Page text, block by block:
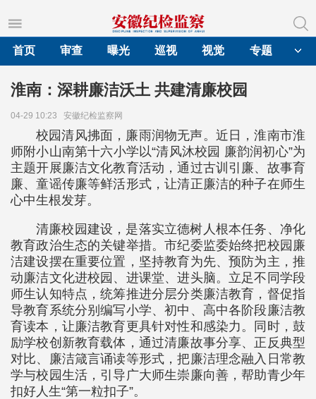
首页
审查 曝光 巡视 视觉 专题
淮南：深耕廉洁沃土 共建清廉校园
04-29 10:23 安徽纪检监察网
校园清风拂面，廉雨润物无声。近日，淮南市淮
师附小山南第十六小学以“清风沐校园 廉韵润初心”为
主题开展廉洁文化教育活动，通过古训引廉、故事育
廉、童谣传廉等鲜活形式，让清正廉洁的种子在师生
心中生根发芽。
清廉校园建设，是落实立德树人根本任务、净化
教育政治生态的关键举措。市纪委监委始终把校园廉
洁建设摆在重要位置，坚持教育为先、预防为主，推
动廉洁文化进校园、进课堂、进头脑。立足不同学段
师生认知特点，统筹推进分层分类廉洁教育，督促指
导教育系统分别编写小学、初中、高中各阶段廉洁教
育读本，让廉洁教育更具针对性和感染力。同时，鼓
励学校创新教育载体，通过清廉故事分享、正反典型
对比、廉洁箴言诵读等形式，把廉洁理念融入日常教
学与校园生活，引导广大师生崇廉向善，帮助青少年
扣好人生“第一粒扣子”。